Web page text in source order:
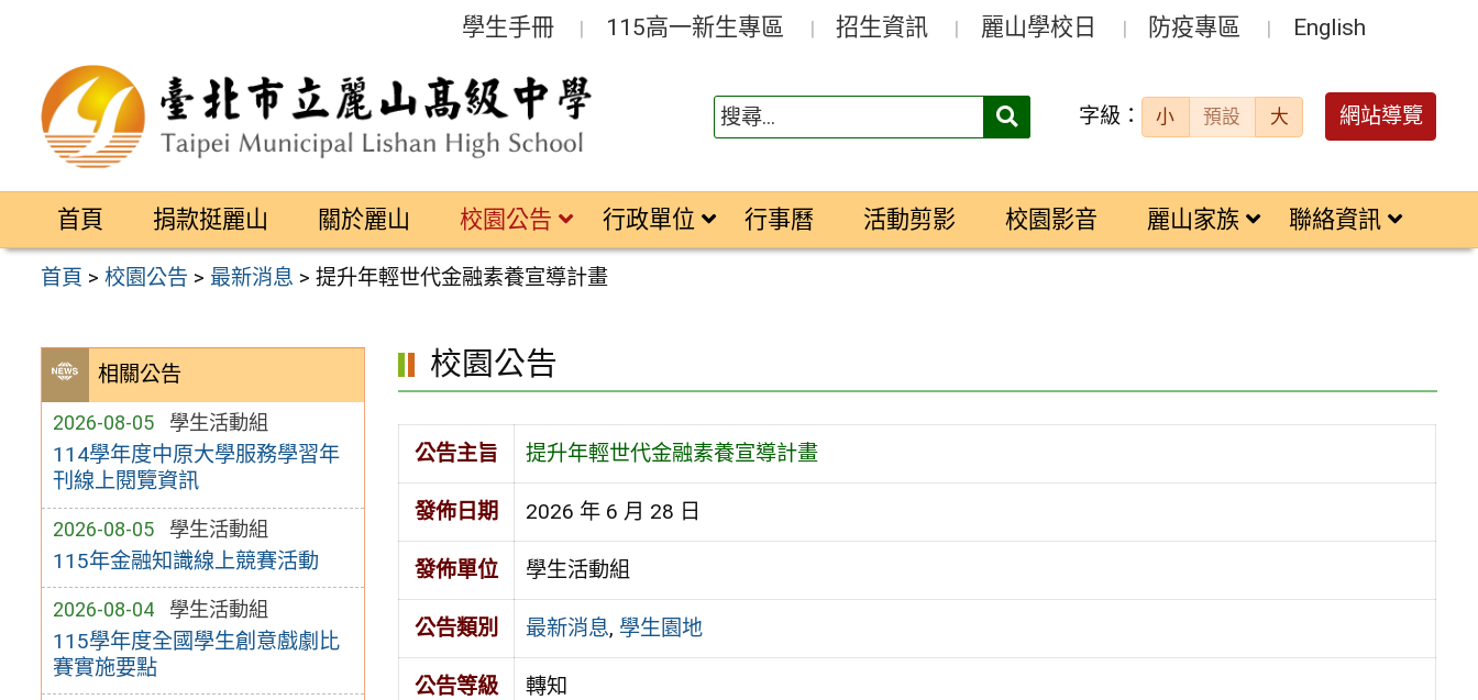
區
學生手冊 115高一新生專區 招生資訊 麗山學校日 防疫專區 English
搜
字級： 小 預設 大 網站導覽
首頁 捐款挺麗山 關於麗山 校園公告 行政單位 行事曆 活動剪影 校園影音 麗山家族 聯絡資訊
首頁 >校園公告 > 最新消息 >提升年輕世代金融素養宣導計畫
相關公告
2026-08-05 學生活動組
114學年度中原大學服務學習年
刊線上閱覽資訊
2026-08-05 學生活動組
115年金融知識線上競賽活動
2026-08-04 學生活動組
115學年度全國學生創意戲劇比
賽實施要點
校園公告
公告主旨 提升年輕世代金融素養宣導計畫
發佈日期 2026 年 6 月 28 日
發佈單位 學生活動組
公告類別 最新消息, 學生園地
公告等級 轉知